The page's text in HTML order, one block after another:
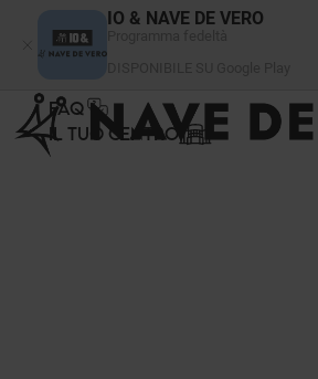
IO & NAVE DE VERO
FAQ
IL TUO CENTRO
Pannello di gestione dei cookies